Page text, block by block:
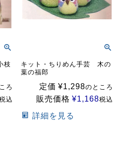
枝
ろ
込
キット・ちりめん手芸 木の
葉の福郎
定価 ¥1,298のところ
販売価格 ¥1,168税込
詳細を見る